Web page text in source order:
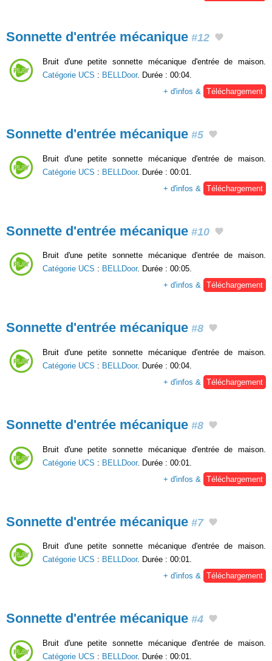
Sonnette d'entrée mécanique #12
Bruit d'une petite sonnette mécanique d'entrée de maison.
Catégorie UCS : BELLDoor. Durée : 00:04.
+ d'infos & Téléchargement
Sonnette d'entrée mécanique #5
Bruit d'une petite sonnette mécanique d'entrée de maison.
Catégorie UCS : BELLDoor. Durée : 00:01.
+ d'infos &
Téléchargement
Sonnette d'entrée mécanique #10
Bruit d'une petite sonnette mécanique d'entrée de maison.
Catégorie UCS : BELLDoor. Durée : 00:05.
+ d'infos & Téléchargement
Sonnette d'entrée mécanique #8
Bruit d'une petite sonnette mécanique d'entrée de maison.
Catégorie UCS : BELLDoor. Durée : 00:04.
+ d'infos & Téléchargement
Sonnette d'entrée mécanique #8
Bruit d'une petite sonnette mécanique d'entrée de maison.
Catégorie UCS : BELLDoor. Durée : 00:01.
+ d'infos &
Téléchargement
Sonnette d'entrée mécanique #7
Bruit d'une petite sonnette mécanique d'entrée de maison.
Catégorie UCS : BELLDoor. Durée : 00:01.
+ d'infos & Téléchargement
Sonnette d'entrée mécanique #4
Bruit d'une petite sonnette mécanique d'entrée de maison.
Catégorie UCS : BELLDoor. Durée : 00:01.